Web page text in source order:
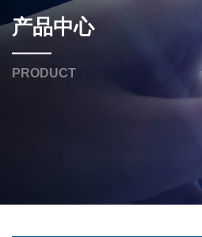
产品中心
PRODUCT